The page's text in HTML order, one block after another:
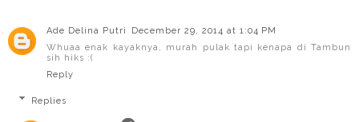
Ade Delina Putri
December 29, 2014 at 1:04 PM
Whuaa enak kayaknya, murah pulak tapi kenapa di Tambun
sih hiks :(
Reply
Replies